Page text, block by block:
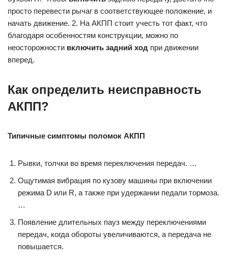
просто перевести рычаг в соответствующее положение, и
начать движение. 2. На АКПП стоит учесть тот факт, что
благодаря особенностям конструкции, можно по
неосторожности включить задний ход при движении
вперед.
Как определить неисправность
АКПП?
Типичные симптомы поломок АКПП
Рывки, толчки во время переключения передач. …
Ощутимая вибрация по кузову машины при включении
режима D или R, а также при удержании педали тормоза.
…
Появление длительных пауз между переключениями
передач, когда обороты увеличиваются, а передача не
повышается.